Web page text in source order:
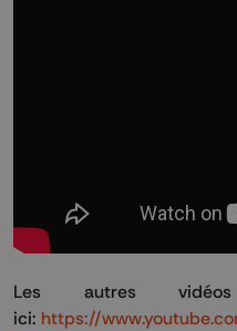
Les autres
ici: https://